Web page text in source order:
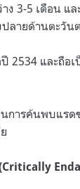
3-5 เดือน แล
ายด้านตะวันต
2534 และถือ
การค้นพบแรด